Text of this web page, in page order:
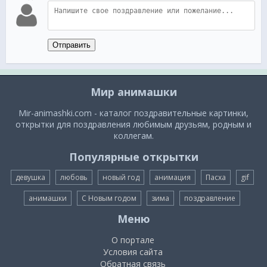
Отправить
Мир анимашки
Mir-animashki.com - каталог поздравительные картинки,
открытки для поздравления любимым друзьям, родным и
коллегам.
Популярные открытки
девушка любовь новый год анимация Пасха gif
анимашки С Новым годом зима поздравление
Меню
О портале
Условия сайта
Обратная связь